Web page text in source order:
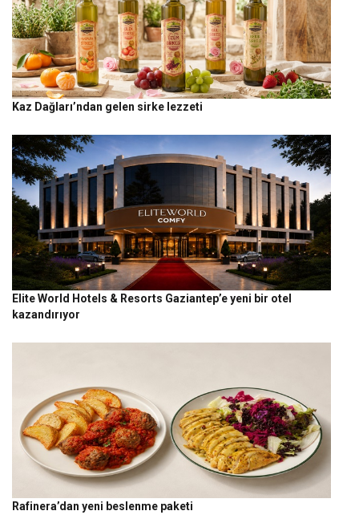
Kaz Dağları’ndan gelen sirke lezzeti
Elite World Hotels & Resorts Gaziantep’e yeni bir otel
kazandırıyor
Rafinera’dan yeni beslenme paketi